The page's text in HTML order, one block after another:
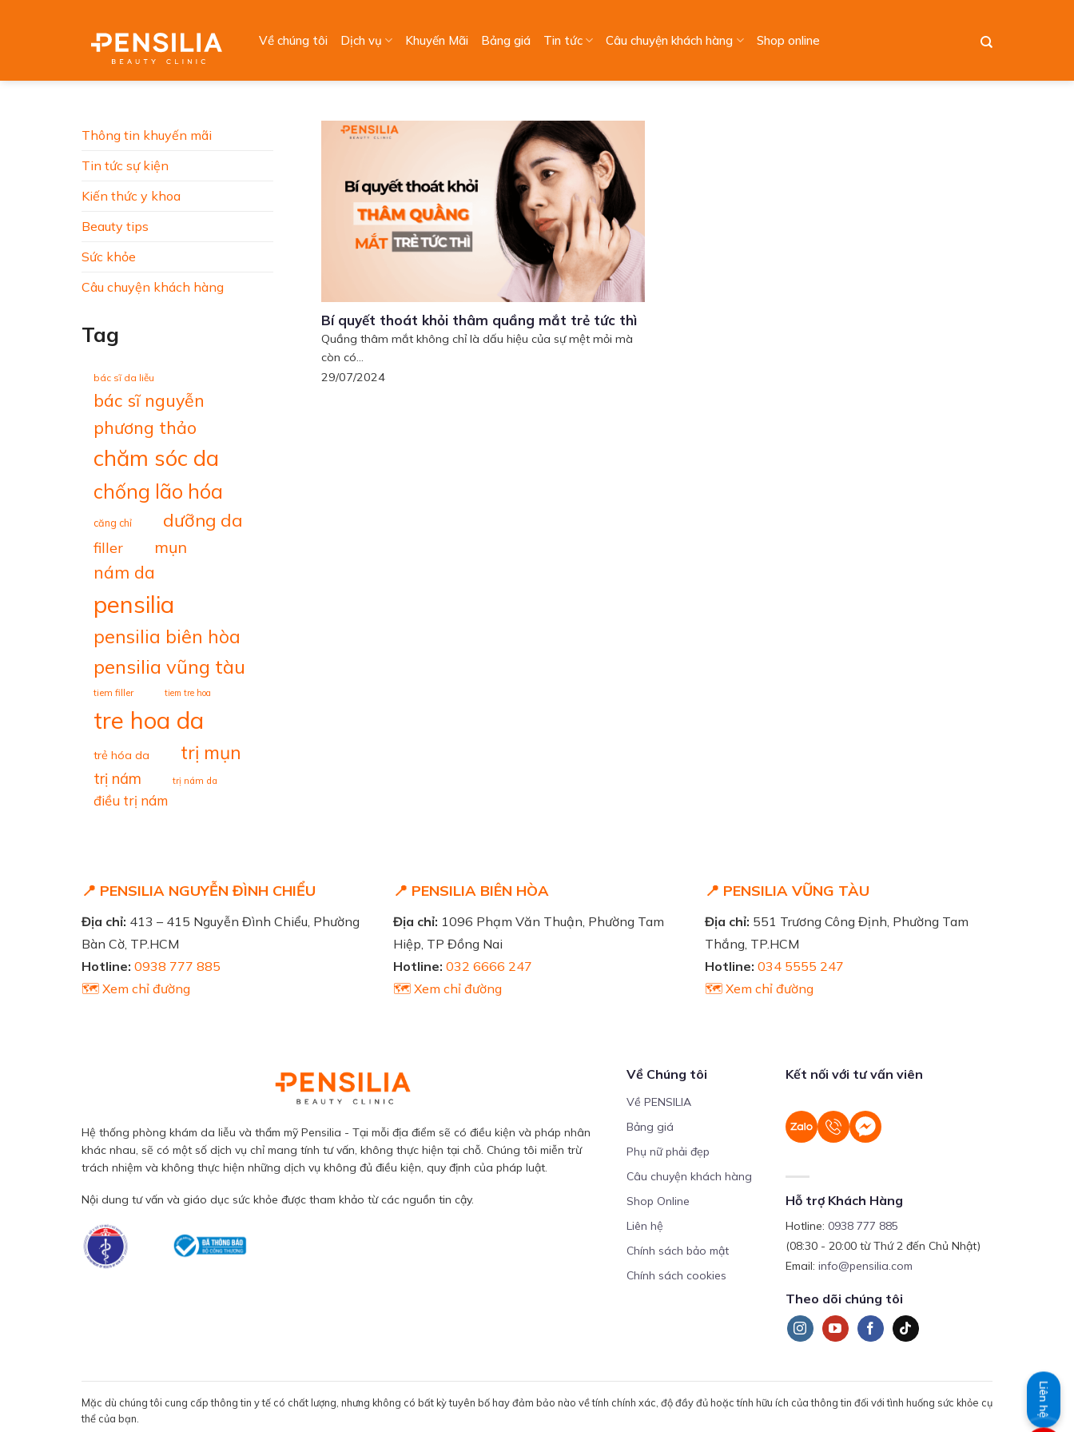
Về chúng tôi Dịch vụ Khuyến Mãi Bảng giá Tin tức Câu chuyện khách hàng Shop online
Thông tin khuyến mãi
Tin tức sự kiện
Kiến thức y khoa
Beauty tips
Sức khỏe
Câu chuyện khách hàng
Tag
bác sĩ da liễu
bác sĩ nguyễn
phương thảo
chăm sóc da
chống lão hóa
căng chỉ dưỡng da
filler mụn
nám da
pensilia
pensilia biên hòa
pensilia vũng tàu
tiem filler tiem tre hoa
tre hoa da
trẻ hóa da trị mụn
trị nám trị nám da
điều trị nám
Bí quyết thoát khỏi thâm quầng mắt trẻ tức thì
Quầng thâm mắt không chỉ là dấu hiệu của sự mệt mỏi mà
còn có...
29/07/2024
📍 PENSILIA NGUYỄN ĐÌNH CHIỂU
Địa chỉ: 413 – 415 Nguyễn Đình Chiểu, Phường
Bàn Cờ, TP.HCM
Hotline: 0938 777 885
🗺️ Xem chỉ đường
📍 PENSILIA BIÊN HÒA
Địa chỉ: 1096 Phạm Văn Thuận, Phường Tam
Hiệp, TP Đồng Nai
Hotline: 032 6666 247
🗺️ Xem chỉ đường
📍 PENSILIA VŨNG TÀU
Địa chỉ: 551 Trương Công Định, Phường Tam
Thắng, TP.HCM
Hotline: 034 5555 247
🗺️ Xem chỉ đường
Hệ thống phòng khám da liễu và thẩm mỹ Pensilia - Tại mỗi địa điểm sẽ có điều kiện và pháp nhân
khác nhau, sẽ có một số dịch vụ chỉ mang tính tư vấn, không thực hiện tại chỗ. Chúng tôi miễn trừ
trách nhiệm và không thực hiện những dịch vụ không đủ điều kiện, quy định của pháp luật.
Nội dung tư vấn và giáo dục sức khỏe được tham khảo từ các nguồn tin cậy.
Về Chúng tôi
Về PENSILIA
Bảng giá
Phụ nữ phải đẹp
Câu chuyện khách hàng
Shop Online
Liên hệ
Chính sách bảo mật
Chính sách cookies
Kết nối với tư vấn viên
Hỗ trợ Khách Hàng
Hotline:0938 777 885
(08:30 - 20:00 từ Thứ 2 đến Chủ Nhật)
Email:info@pensilia.com
Theo dõi chúng tôi
Mặc dù chúng tôi cung cấp thông tin y tế có chất lượng, nhưng không có bất kỳ tuyên bố hay đảm bảo nào về tính chính xác, độ đầy đủ hoặc tính hữu ích của thông tin đối với tình huống sức khỏe cụ
thể của bạn.
Liên hệ